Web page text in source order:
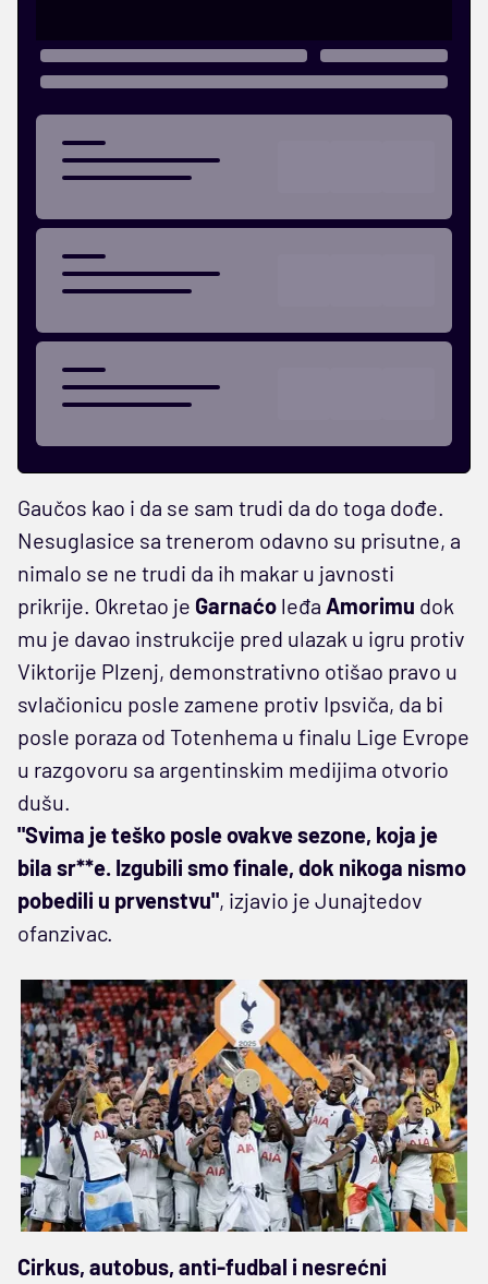
Gaučos kao i da se sam trudi da do toga dođe.
Nesuglasice sa trenerom odavno su prisutne, a
nimalo se ne trudi da ih makar u javnosti
prikrije. Okretao je Garnaćo leđa Amorimu dok
mu je davao instrukcije pred ulazak u igru protiv
Viktorije Plzenj, demonstrativno otišao pravo u
svlačionicu posle zamene protiv Ipsviča, da bi
posle poraza od Totenhema u finalu Lige Evrope
u razgovoru sa argentinskim medijima otvorio
dušu.
"Svima je teško posle ovakve sezone, koja je
bila sr**e. Izgubili smo finale, dok nikoga nismo
pobedili u prvenstvu", izjavio je Junajtedov
ofanzivac.
Cirkus, autobus, anti-fudbal i nesrećni